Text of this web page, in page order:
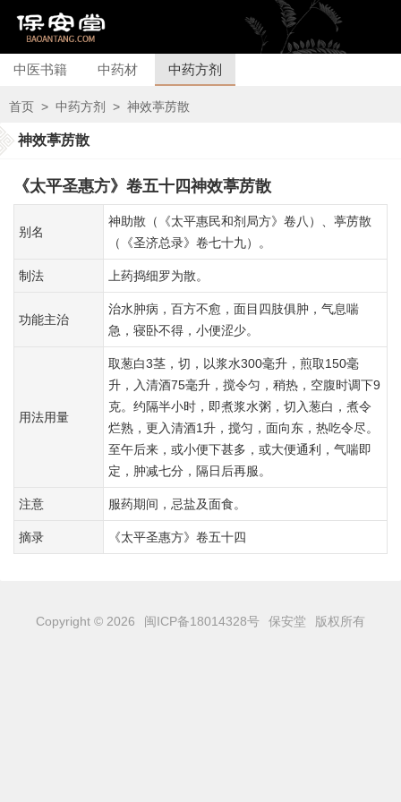
中医书籍 中药材 中药方剂
首页 > 中药方剂 > 神效葶苈散
神效葶苈散
《太平圣惠方》卷五十四神效葶苈散
别名
神助散（《太平惠民和剂局方》卷八）、葶苈散
（《圣济总录》卷七十九）。
制法 上药捣细罗为散。
功能主治
治水肿病，百方不愈，面目四肢俱肿，气息喘
急，寝卧不得，小便涩少。
用法用量
取葱白3茎，切，以浆水300毫升，煎取150毫
升，入清酒75毫升，搅令匀，稍热，空腹时调下9
克。约隔半小时，即煮浆水粥，切入葱白，煮令
烂熟，更入清酒1升，搅匀，面向东，热吃令尽。
至午后来，或小便下甚多，或大便通利，气喘即
定，肿减七分，隔日后再服。
注意 服药期间，忌盐及面食。
摘录 《太平圣惠方》卷五十四
Copyright © 2026 闽ICP备18014328号 保安堂 版权所有